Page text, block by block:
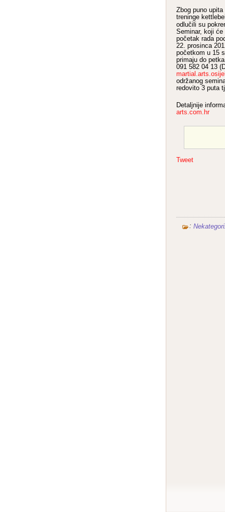
Zbog puno
treninge
odlučili su
Seminar, koji
početak rada
22. prosinca
početkom u 15
primaju do
091 582 04 13
održanog
redovito 3 puta
Detaljnije
arts.com.hr
Tweet
: